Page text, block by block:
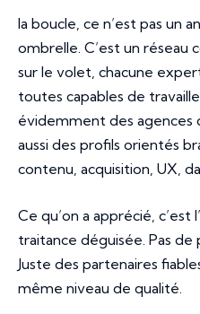
la boucle, ce n’est pas un
ombrelle. C’est un réseau
sur le volet, chacune
toutes capables de
évidemment des agences
aussi des profils orientés
contenu, acquisition, UX,
Ce qu’on a apprécié, c’est
traitance déguisée. Pas
Juste des partenaires
même niveau de qualité.